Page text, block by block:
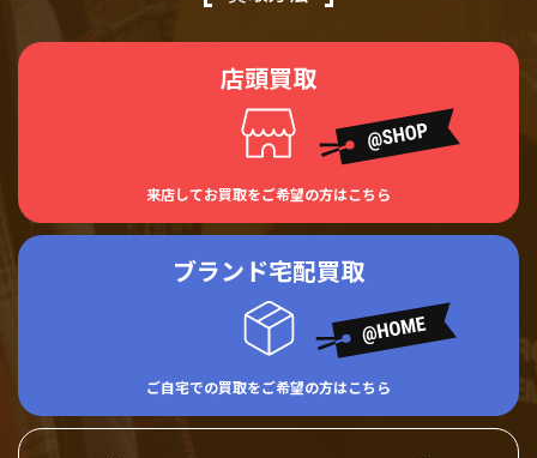
店頭買取
来店してお買取をご希望の方はこちら
ブランド宅配買取
ご自宅での買取をご希望の方はこちら